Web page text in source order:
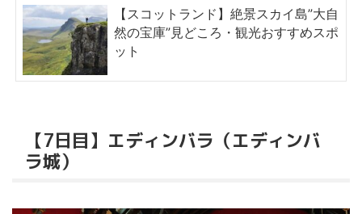
【スコットランド】絶景スカイ島”大自
然の宝庫”見どころ・観光おすすめスポ
ット
【7日目】エディンバラ（エディンバ
ラ城）